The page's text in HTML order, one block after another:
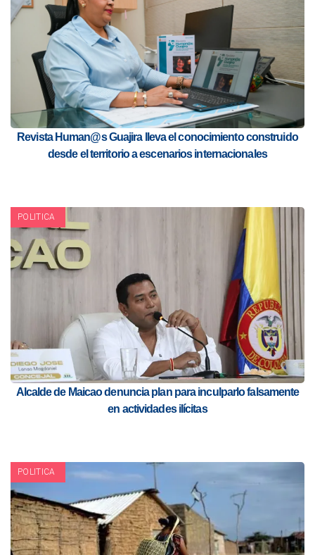
Revista Human@s Guajira lleva el conocimiento construido
desde el territorio a escenarios internacionales
POLITICA
Alcalde de Maicao denuncia plan para inculparlo falsamente
en actividades ilícitas
POLITICA